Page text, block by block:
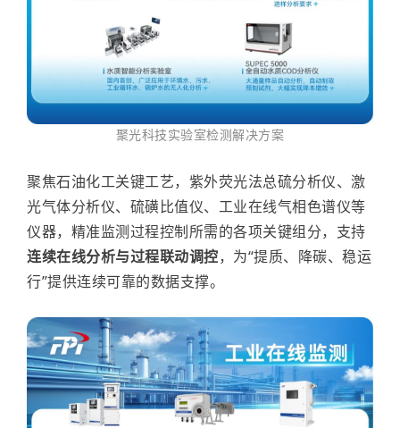
聚光科技实验室检测解决方案
聚焦石油化工关键工艺，紫外荧光法总硫分析仪、激
光气体分析仪、硫磺比值仪、工业在线气相色谱仪等
仪器， 精准监测过程控制所需的各项关键组分，支持
连续在线分析与过程联动调控，为“提质、降碳、稳运
行”提供连续可靠的数据支撑。